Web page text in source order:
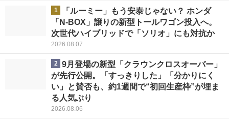
1
「ルーミー」もう安泰じゃない？ ホンダ
「N-BOX」譲りの新型トールワゴン投入へ。
次世代ハイブリッドで「ソリオ」にも対抗か
2026.08.07
2
9月登場の新型「クラウンクロスオーバー」
が先行公開。「すっきりした」「分かりにく
い」と賛否も、約1週間で“初回生産枠”が埋ま
る人気ぶり
2026.08.06